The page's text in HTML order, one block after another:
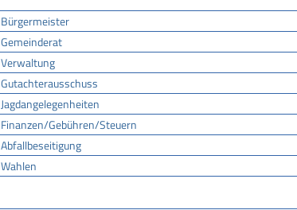
Bürgermeister
Gemeinderat
Verwaltung
Gutachterausschuss
Jagdangelegenheiten
Finanzen/Gebühren/Steuern
Abfallbeseitigung
Wahlen